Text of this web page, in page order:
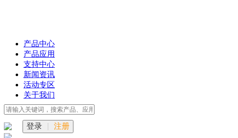
产品中心
产品应用
支持中心
新闻资讯
活动专区
关于我们
登录 注册